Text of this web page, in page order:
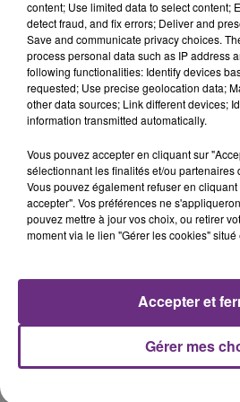
FIL D'ACTUS
LA CENTRALE NUCLÉAIRE
Cela fait déjà une semaine
nucléaire ardennaise est à
content; Use limited data to select content;
detect fraud, and fix errors; Deliver and
Save and communicate privacy choices.
process personal data such as IP address
following functionalities: Identify devices
requested; Use precise geolocation data;
other data sources; Link different devices;
information transmitted automatically.
Vous pouvez accepter en cliquant sur
sélectionnant les finalités et/ou partenaires
Vous pouvez également refuser en
accepter". Vos préférences ne
pouvez mettre à jour vos choix, ou retirer
moment via le lien "Gérer les cookies"
Gérer mes
Accepter et